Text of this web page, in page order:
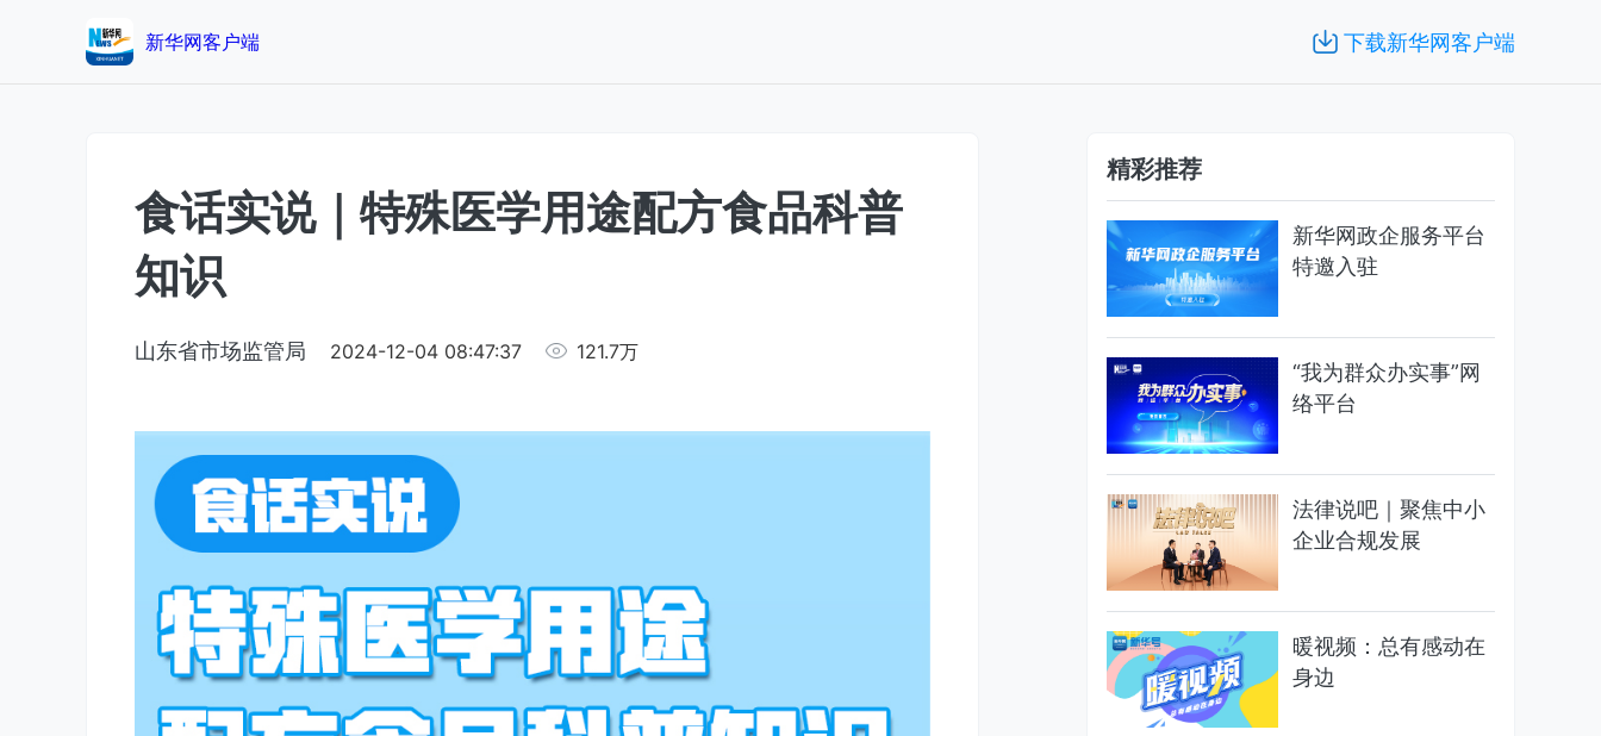
新华网客户端 下载新华网客户端
食话实说｜特殊医学用途配方食品科普
知识
山东省市场监管局 2024-12-04 08:47:37 121.7万
精彩推荐
新华网政企服务平台
特邀入驻
“我为群众办实事”网
络平台
法律说吧｜聚焦中小
企业合规发展
暖视频：总有感动在
身边